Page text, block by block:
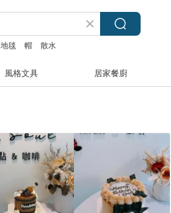
地毯 帽 散水
風格文具 居家餐廚